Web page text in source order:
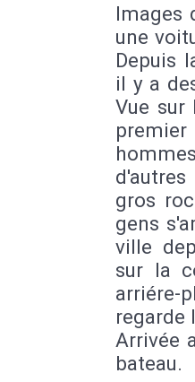
Images
une
Depuis
il y a
Vue
premier
gros
gens
ville
sur la
arriére-
regarde
Arrivée
bateau.